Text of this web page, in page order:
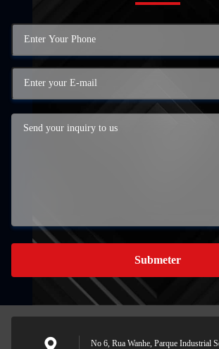
Submeter
No 6, Rua Wanhe, Parque Industrial